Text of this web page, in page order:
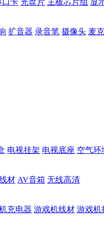
口卡 光盘片 主板芯片组 显
扩音器 录音笔 摄像头 麦
电视挂架 电视底座 空气环
材 AV音箱 无线高清
充电器 游戏机线材 游戏机